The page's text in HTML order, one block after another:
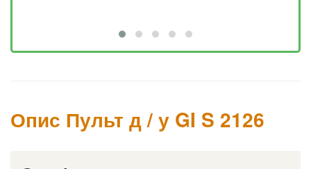
Опис Пульт д / у GI S 2126